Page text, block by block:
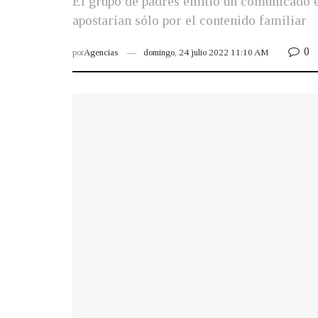
apostarían sólo por el contenido familiar
porAgencias domingo, 24 julio 2022 11:10 AM 0